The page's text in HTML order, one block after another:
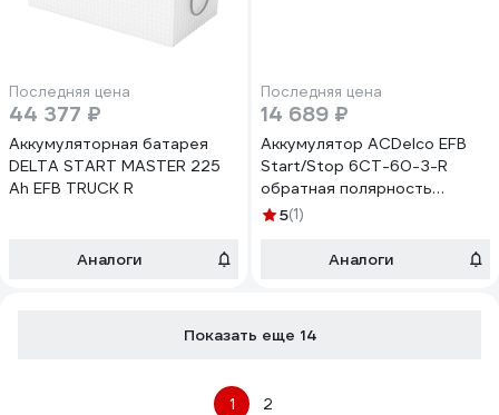
Последняя цена
44 377 ₽
Аккумуляторная батарея
DELTA START MASTER 225
Ah EFB TRUCK R
Аналоги
Последняя цена
14 689 ₽
Аккумулятор ACDelco EFB
Start/Stop 6СТ-60-З-R
обратная полярность
19379742
5(1)
Аналоги
Показать еще 14
1 2